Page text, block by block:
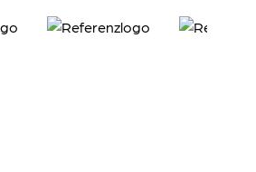
Virtuelle Rundgänge für ein